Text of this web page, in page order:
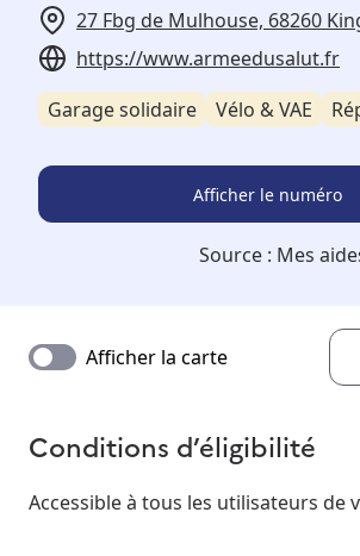
27 Fbg de Mulhouse, 68260
https://www.armeedusalut.fr
Garage solidaire
Vélo & VAE
Afficher le numéro
Source : Mes
Afficher la carte
Conditions d’éligibilité
Accessible à tous les utilisateurs de